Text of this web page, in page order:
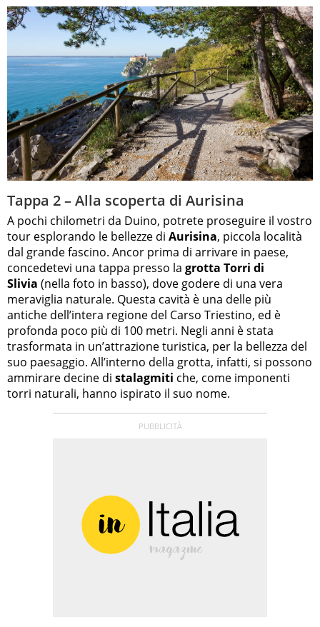
Tappa 2 – Alla scoperta di Aurisina
A pochi chilometri da Duino, potrete proseguire il vostro
tour esplorando le bellezze di Aurisina, piccola località
dal grande fascino. Ancor prima di arrivare in paese,
concedetevi una tappa presso la grotta Torri di
Slivia (nella foto in basso), dove godere di una vera
meraviglia naturale. Questa cavità è una delle più
antiche dell’intera regione del Carso Triestino, ed è
profonda poco più di 100 metri. Negli anni è stata
trasformata in un’attrazione turistica, per la bellezza del
suo paesaggio. All’interno della grotta, infatti, si possono
ammirare decine di stalagmiti che, come imponenti
torri naturali, hanno ispirato il suo nome.